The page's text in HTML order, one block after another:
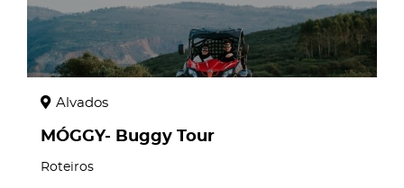
Alvados
MÓGGY- Buggy Tour
Roteiros